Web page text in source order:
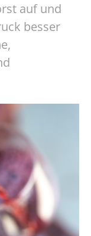
auf und
besser